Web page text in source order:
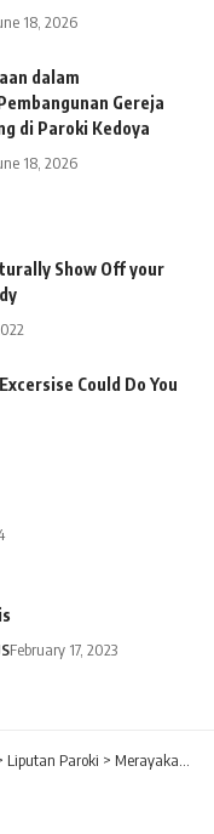
18, 2026
dalam
Gereja
di Paroki Kedoya
18, 2026
Show Off your
Could Do You
February 17, 2023
Liputan Paroki > Merayakan Kebersamaan dan Kreativitas: HUT ke-12 Paroki Kutabumi